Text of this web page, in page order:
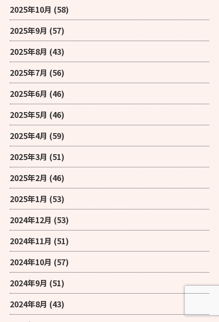
2025年10月 (58)
2025年9月 (57)
2025年8月 (43)
2025年7月 (56)
2025年6月 (46)
2025年5月 (46)
2025年4月 (59)
2025年3月 (51)
2025年2月 (46)
2025年1月 (53)
2024年12月 (53)
2024年11月 (51)
2024年10月 (57)
2024年9月 (51)
2024年8月 (43)